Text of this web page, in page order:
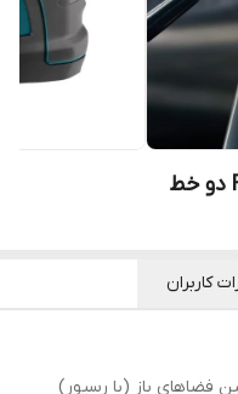
کاربران
فضاهای باز (با رِسیور)